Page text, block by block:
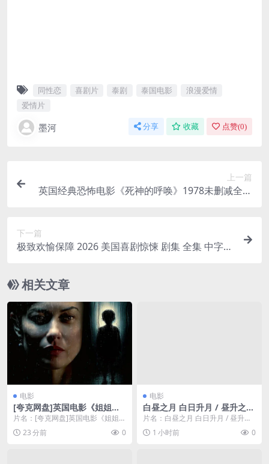
同性恋 喜剧片 泰剧 泰国电影
浪漫爱情
爱情片
墨河 分享 收藏 点赞(0)
上一篇
英国经典恐怖电影《死神的呼唤》1978未删减全集
下一篇
极致欢愉保障 2026 美国喜剧惊悚 剧集 全集 中字
相关文章
电影
[夸克网盘]英国电影《姐姐的
骨头》（2026）惊悚
片名：[夸克网盘]英国电影《姐姐的
骨头》（2026）惊悚 分类：电影
又名：Be...
23 分前 0
电影
白昼之月 白日升月 / 昼升之月
/ Moon in The Day
片名：白昼之月 白日升月 / 昼升之
月 / Moon in The Day 分类...
1 小时前 0